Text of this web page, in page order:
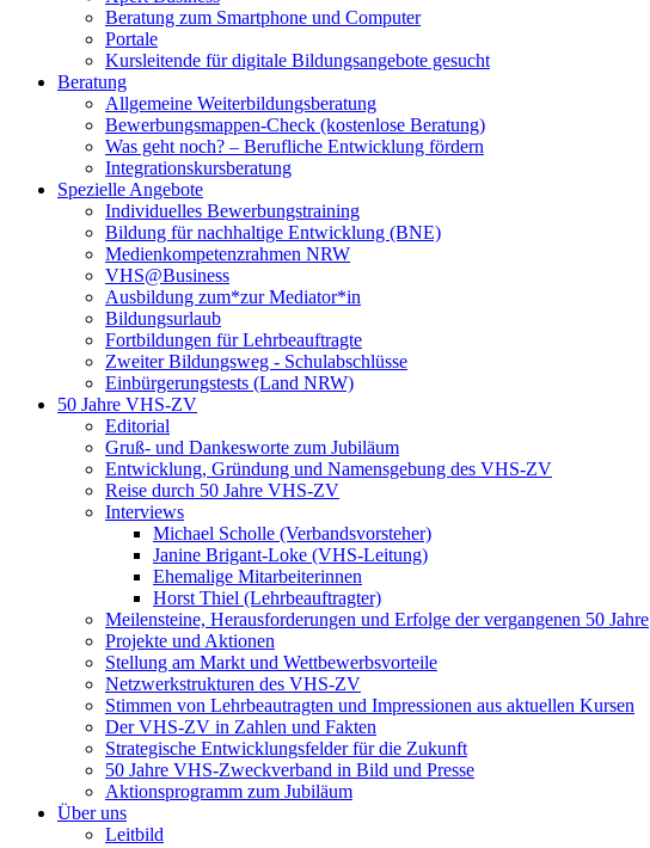
Beratung zum Smartphone und Computer
Portale
Kursleitende für digitale Bildungsangebote gesucht
Beratung
Allgemeine Weiterbildungsberatung
Bewerbungsmappen-Check (kostenlose Beratung)
Was geht noch? – Berufliche Entwicklung fördern
Integrationskursberatung
Spezielle Angebote
Individuelles Bewerbungstraining
Bildung für nachhaltige Entwicklung (BNE)
Medienkompetenzrahmen NRW
VHS@Business
Ausbildung zum*zur Mediator*in
Bildungsurlaub
Fortbildungen für Lehrbeauftragte
Zweiter Bildungsweg - Schulabschlüsse
Einbürgerungstests (Land NRW)
50 Jahre VHS-ZV
Editorial
Gruß- und Dankesworte zum Jubiläum
Entwicklung, Gründung und Namensgebung des VHS-ZV
Reise durch 50 Jahre VHS-ZV
Interviews
Michael Scholle (Verbandsvorsteher)
Janine Brigant-Loke (VHS-Leitung)
Ehemalige Mitarbeiterinnen
Horst Thiel (Lehrbeauftragter)
Meilensteine, Herausforderungen und Erfolge der vergangenen 50 Jahre
Projekte und Aktionen
Stellung am Markt und Wettbewerbsvorteile
Netzwerkstrukturen des VHS-ZV
Stimmen von Lehrbeautragten und Impressionen aus aktuellen Kursen
Der VHS-ZV in Zahlen und Fakten
Strategische Entwicklungsfelder für die Zukunft
50 Jahre VHS-Zweckverband in Bild und Presse
Aktionsprogramm zum Jubiläum
Über uns
Leitbild